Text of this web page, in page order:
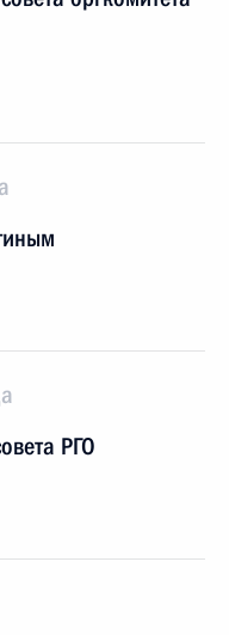
РГО